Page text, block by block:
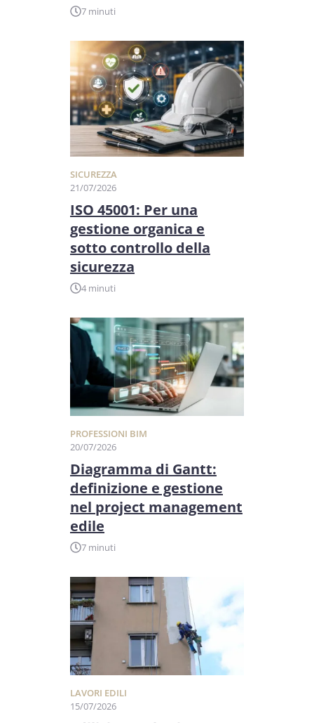
7 minuti
SICUREZZA
21/07/2026
ISO 45001: Per una
gestione organica e
sotto controllo della
sicurezza
4 minuti
PROFESSIONI BIM
20/07/2026
Diagramma di Gantt:
definizione e gestione
nel project management
edile
7 minuti
LAVORI EDILI
15/07/2026